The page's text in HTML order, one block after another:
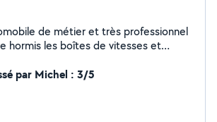
de métier et très professionnel
hormis les boîtes de vitesses et
50cm³ travaille par passion . Jardinier
haie . je suis polyvalent demander
7. 5. 6. 2
par Michel : 3/5